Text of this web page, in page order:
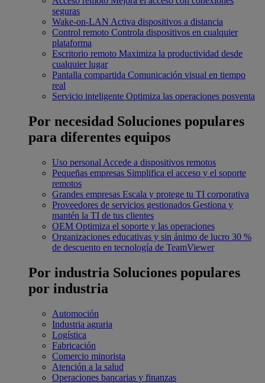
seguras
Wake-on-LAN Activa dispositivos a distancia
Control remoto Controla dispositivos en cualquier
plataforma
Escritorio remoto Maximiza la productividad desde
cualquier lugar
Pantalla compartida Comunicación visual en tiempo
real
Servicio inteligente Optimiza las operaciones posventa
Por necesidad Soluciones populares
para diferentes equipos
Uso personal Accede a dispositivos remotos
Pequeñas empresas Simplifica el acceso y el soporte
remotos
Grandes empresas Escala y protege tu TI corporativa
Proveedores de servicios gestionados Gestiona y
mantén la TI de tus clientes
OEM Optimiza el soporte y las operaciones
Organizaciones educativas y sin ánimo de lucro 30 %
de descuento en tecnología de TeamViewer
Por industria Soluciones populares
por industria
Automoción
Industria agraria
Logística
Fabricación
Comercio minorista
Atención a la salud
Operaciones bancarias y finanzas